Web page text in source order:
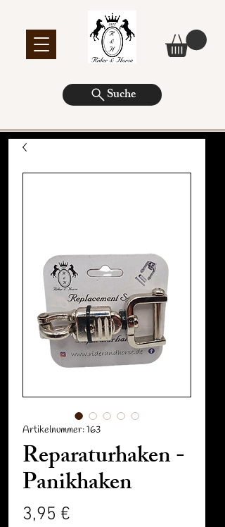
Suche
Artikelnummer: 163
Reparaturhaken -
Panikhaken
3,95 €